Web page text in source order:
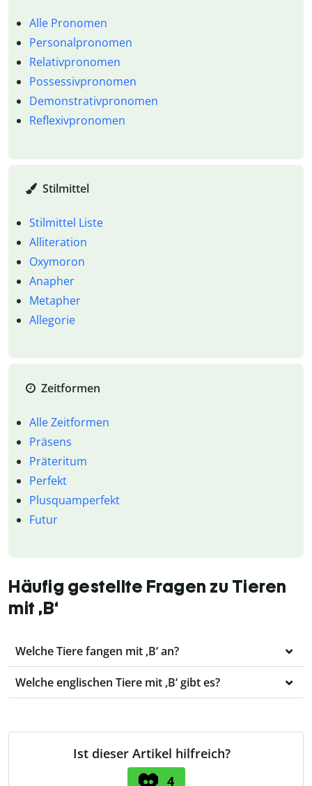
Alle Pronomen
Personalpronomen
Relativpronomen
Possessivpronomen
Demonstrativpronomen
Reflexivpronomen
Stilmittel
Stilmittel Liste
Alliteration
Oxymoron
Anapher
Metapher
Allegorie
Zeitformen
Alle Zeitformen
Präsens
Präteritum
Perfekt
Plusquamperfekt
Futur
Häufig gestellte Fragen zu Tieren
mit ‚B‘
Welche Tiere fangen mit ‚B‘ an?
Welche englischen Tiere mit ‚B‘ gibt es?
Ist dieser Artikel hilfreich?
4